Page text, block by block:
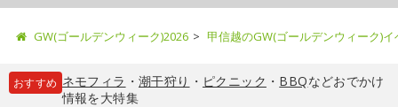
GW(ゴールデンウィーク)2026 甲信越のGW(ゴールデンウィーク)
おすすめ ネモフィラ ・ 潮干狩り ・ ピクニック ・ BBQなどおでかけ
情報を大特集